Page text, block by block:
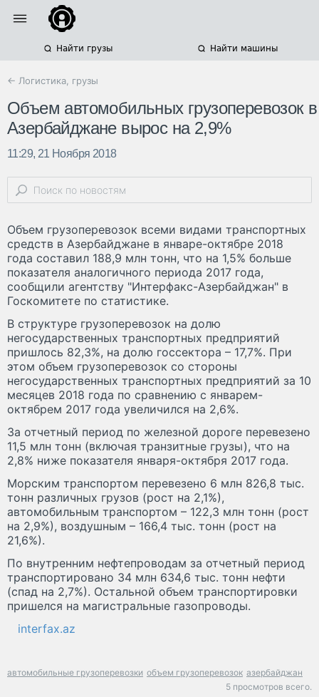
Найти грузы Найти машины
← Логистика, грузы
Объем автомобильных грузоперевозок в
Азербайджане вырос на 2,9%
11:29, 21 Ноября 2018
Объем грузоперевозок всеми видами транспортных
средств в Азербайджане в январе-октябре 2018
года составил 188,9 млн тонн, что на 1,5% больше
показателя аналогичного периода 2017 года,
сообщили агентству "Интерфакс-Азербайджан" в
Госкомитете по статистике.
В структуре грузоперевозок на долю
негосударственных транспортных предприятий
пришлось 82,3%, на долю госсектора – 17,7%. При
этом объем грузоперевозок со стороны
негосударственных транспортных предприятий за 10
месяцев 2018 года по сравнению с январем-
октябрем 2017 года увеличился на 2,6%.
За отчетный период по железной дороге перевезено
11,5 млн тонн (включая транзитные грузы), что на
2,8% ниже показателя января-октября 2017 года.
Морским транспортом перевезено 6 млн 826,8 тыс.
тонн различных грузов (рост на 2,1%),
автомобильным транспортом – 122,3 млн тонн (рост
на 2,9%), воздушным – 166,4 тыс. тонн (рост на
21,6%).
По внутренним нефтепроводам за отчетный период
транспортировано 34 млн 634,6 тыс. тонн нефти
(спад на 2,7%). Остальной объем транспортировки
пришелся на магистральные газопроводы.
interfax.az
автомобильные грузоперевозки объем грузоперевозок азербайджан
5 просмотров всего.